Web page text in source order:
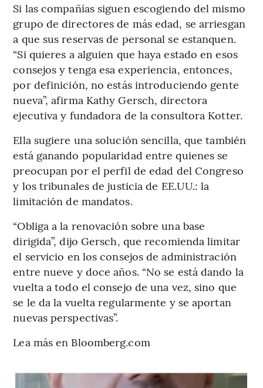
Si las compañías siguen escogiendo del mismo
grupo de directores de más edad, se arriesgan
a que sus reservas de personal se estanquen.
“Si quieres a alguien que haya estado en esos
consejos y tenga esa experiencia, entonces,
por definición, no estás introduciendo gente
nueva”, afirma Kathy Gersch, directora
ejecutiva y fundadora de la consultora Kotter.
Ella sugiere una solución sencilla, que también
está ganando popularidad entre quienes se
preocupan por el perfil de edad del Congreso
y los tribunales de justicia de EE.UU.: la
limitación de mandatos.
“Obliga a la renovación sobre una base
dirigida”, dijo Gersch, que recomienda limitar
el servicio en los consejos de administración
entre nueve y doce años. “No se está dando la
vuelta a todo el consejo de una vez, sino que
se le da la vuelta regularmente y se aportan
nuevas perspectivas”.
Lea más en Bloomberg.com